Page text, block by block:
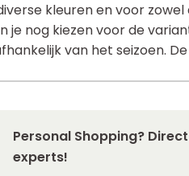
kleuren en voor zowel
je nog kiezen voor de
van het seizoen. De
Personal Shopping?
experts!